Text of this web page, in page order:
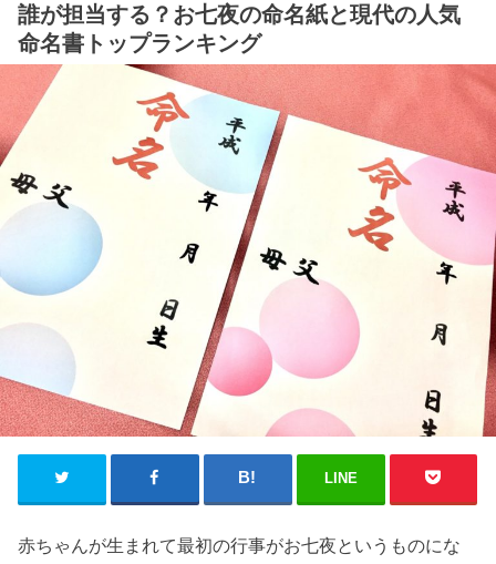
誰が担当する？お七夜の命名紙と現代の人気
命名書トップランキング
LINE
赤ちゃんが生まれて最初の行事がお七夜というものにな